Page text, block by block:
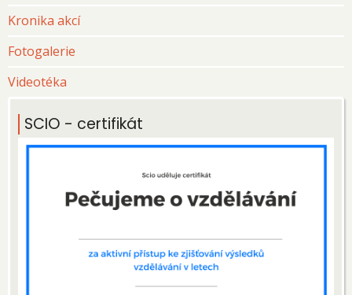
Kronika akcí
Fotogalerie
Videotéka
SCIO - certifikát